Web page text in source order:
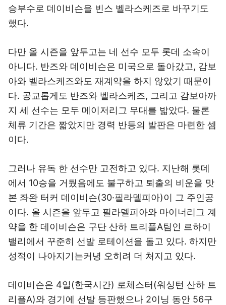
승부수로 데이비슨을 빈스 벨라스케즈로 바꾸기도
했다.
다만 올 시즌을 앞두고는 네 선수 모두 롯데 소속이
아니다. 반즈와 데이비슨은 미국으로 돌아갔고, 감보
아와 벨라스케즈와도 재계약을 하지 않았기 때문이
다. 공교롭게도 반즈와 벨라스케즈, 그리고 감보아까
지 세 선수는 모두 메이저리그 무대를 밟았다. 물론
체류 기간은 짧았지만 경력 반등의 발판은 마련한 셈
이다.
그러나 유독 한 선수만 고전하고 있다. 지난해 롯데
에서 10승을 거뒀음에도 불구하고 퇴출의 비운을 맛
본 좌완 터커 데이비슨(30·필라델피아)이 그 주인공
이다. 올 시즌을 앞두고 필라델피아와 마이너리그 계
약을 한 데이비슨은 구단 산하 트리플A팀인 르하이
밸리에서 꾸준히 선발 로테이션을 돌고 있다. 하지만
성적이 나아지기는커녕 오히려 더 처지고 있다.
데이비슨은 4일(한국시간) 로체스터(워싱턴 산하 트
리플A)와 경기에 선발 등판했으나 2이닝 동안 56구